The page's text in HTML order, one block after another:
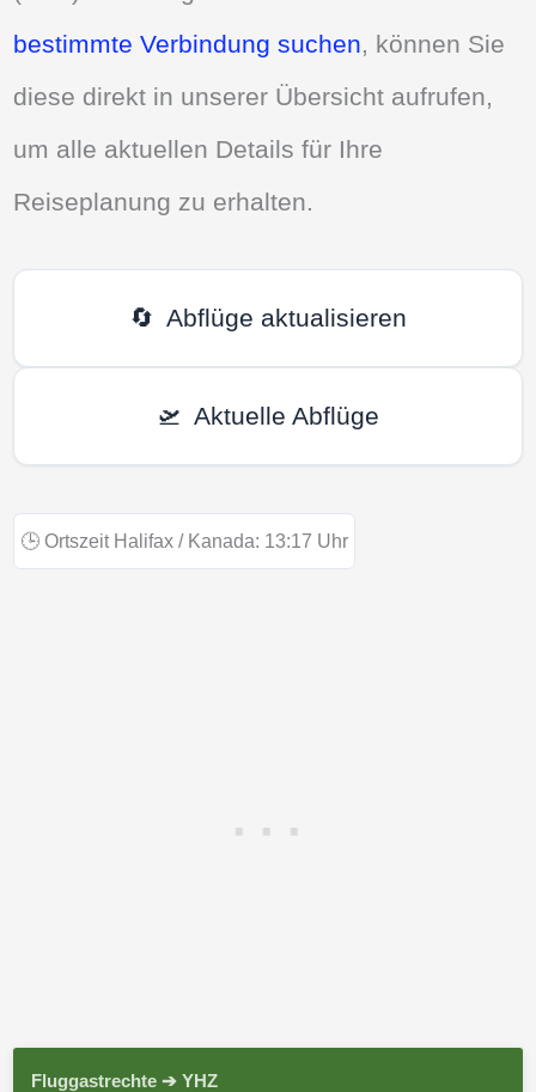
bestimmte Verbindung suchen, können Sie
diese direkt in unserer Übersicht aufrufen,
um alle aktuellen Details für Ihre
Reiseplanung zu erhalten.
🔄 Abflüge aktualisieren
🛫 Aktuelle Abflüge
🕒 Ortszeit Halifax / Kanada: 13:17 Uhr
Fluggastrechte ➔ YHZ